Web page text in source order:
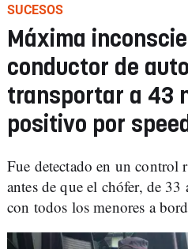
SUCESOS
Máxima
conductor de
transportar a 43
positivo por
Fue detectado en un control
antes de que el chófer, de
con todos los menores a